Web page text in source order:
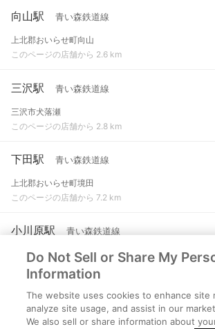
向山駅 青い森鉄道線
上北郡おいらせ町向山
このページの店舗から 2.6 km
三沢駅 青い森鉄道線
三沢市犬落瀬
このページの店舗から 2.8 km
下田駅 青い森鉄道線
上北郡おいらせ町境田
このページの店舗から 7.2 km
小川原駅 青い森鉄道線
上北郡東北町大浦
このページの店舗から 9.2 km
陸奥市川駅 青い森鉄道線
八戸市市川町
Do Not Sell or Share My
Information
The website uses cookies to enhance site
analyze site usage, and assist in our
We also sell or share information about